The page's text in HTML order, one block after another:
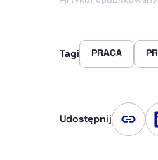
Tagi PRACA
Udostępnij Kopiuj